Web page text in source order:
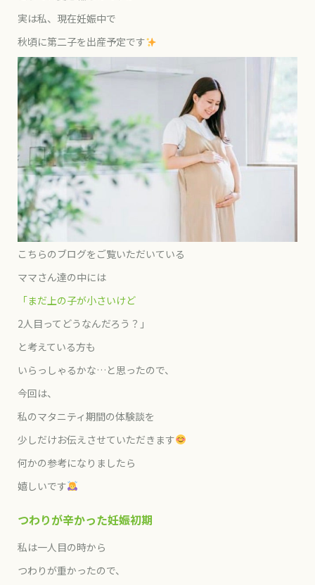
実は私、現在妊娠中で
秋頃に第二子を出産予定です
こちらのブログをご覧いただいている
ママさん達の中には
「まだ上の子が小さいけど
2人目ってどうなんだろう？」
と考えている方も
いらっしゃるかな…と思ったので、
今回は、
私のマタニティ期間の体験談を
少しだけお伝えさせていただきます
何かの参考になりましたら
嬉しいです
つわりが辛かった妊娠初期
私は一人目の時から
つわりが重かったので、